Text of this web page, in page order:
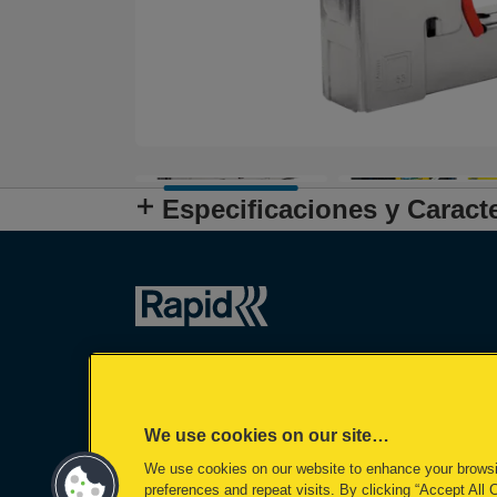
Especificaciones y
We use cookies on our site…
We use cookies on our website to enhance your
preferences and repeat visits. By clicking “Accept All